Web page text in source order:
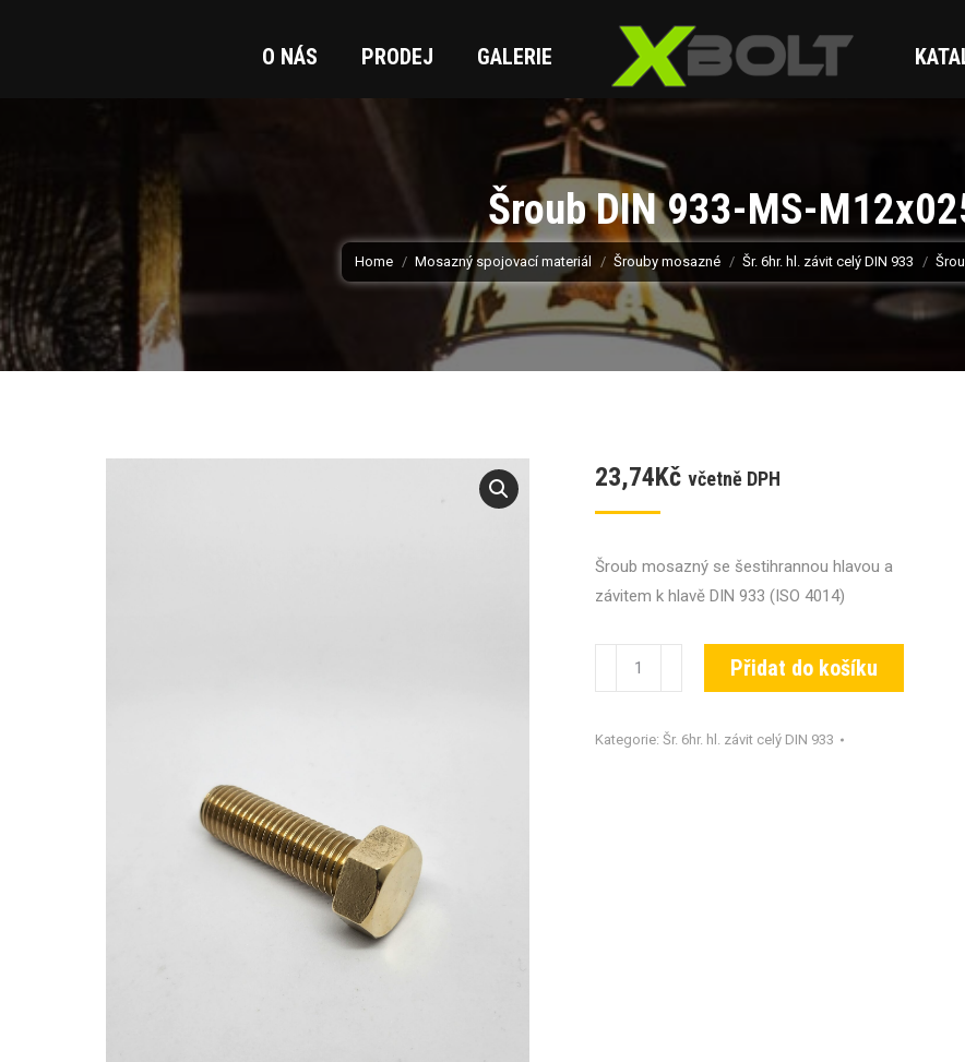
O NÁS PRODEJ GALERIE
Šroub DIN 933-MS-
You are here:
Home Mosazný spojovací materiál Šrouby mosazné Šr. 6hr. hl. závit celý DIN 933
23,74Kč včetně DPH
Šroub mosazný se šestihrannou hlavou a
závitem k hlavě DIN 933 (ISO 4014)
DIN
MS-
Přidat do košíku
Kategorie: Šr. 6hr. hl. závit celý DIN 933